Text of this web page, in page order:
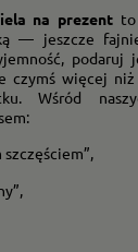
na prezent
— jeszcze
podaruj
czymś więcej
Wśród